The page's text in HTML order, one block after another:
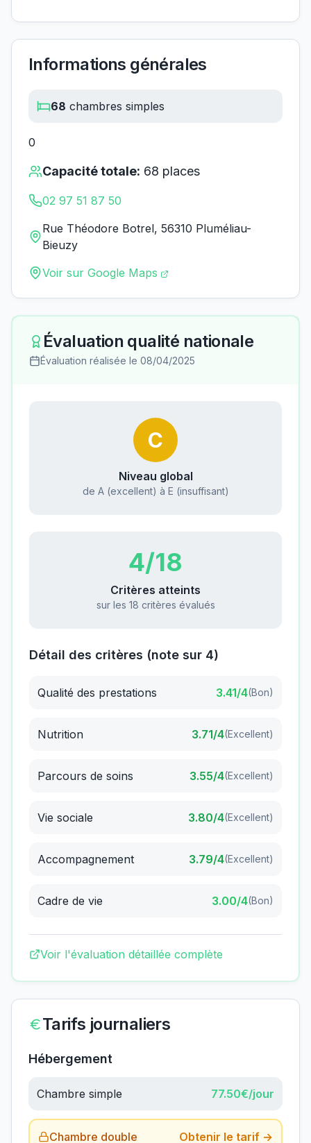
Informations générales
68 chambres simples
0
Capacité totale: 68 places
02 97 51 87 50
Rue Théodore Botrel, 56310 Pluméliau-
Bieuzy
Voir sur Google Maps
Évaluation qualité nationale
Évaluation réalisée le 08/04/2025
C
Niveau global
de A (excellent) à E (insuffisant)
4/18
Critères atteints
sur les 18 critères évalués
Détail des critères (note sur 4)
Qualité des prestations 3.41/4(Bon)
Nutrition 3.71/4(Excellent)
Parcours de soins 3.55/4(Excellent)
Vie sociale 3.80/4(Excellent)
Accompagnement 3.79/4(Excellent)
Cadre de vie 3.00/4(Bon)
Voir l'évaluation détaillée complète
Tarifs journaliers
Hébergement
Chambre simple 77.50€/jour
Chambre double Obtenir le tarif →